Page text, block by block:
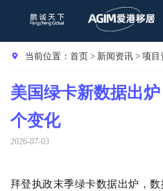
当前位置： 首页> 新闻资讯> 项目
美国绿卡新数据出
个变化
2026-07-03
拜登执政末季绿卡数据出炉，数